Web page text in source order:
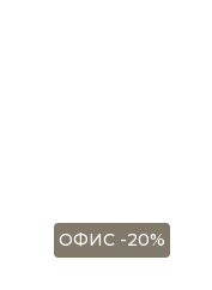
ОФИС -20%